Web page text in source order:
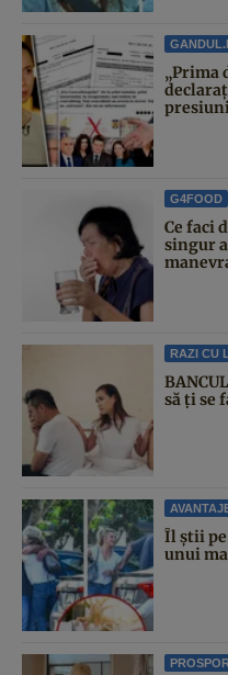
„Prima
G4FOOD
Ce faci
singur
RAZI CU
să ți se
Îl știi pe
unui